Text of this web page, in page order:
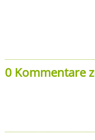
0 Kommentare